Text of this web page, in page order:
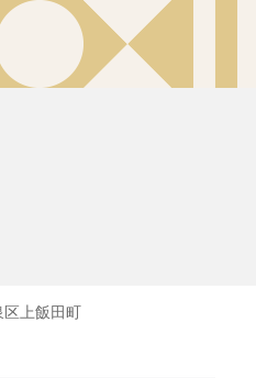
区上飯田町